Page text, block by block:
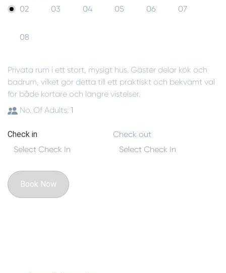
02 03 04 05 06 07
08
Privata rum i ett stort, mysigt hus. Gäster delar kök och
badrum, vilket gör detta till ett praktiskt och bekvämt val
för både kortare och längre vistelser.
No. Of Adults: 1
Check in Check out
Book Now